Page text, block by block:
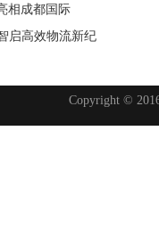
相成都国际
启高效物流新纪
Copyright ©